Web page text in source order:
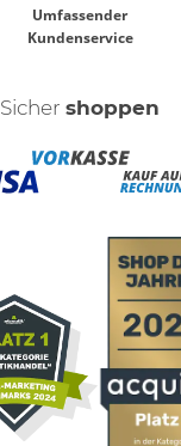
Umfassender
Kundenservice
Sicher shoppen